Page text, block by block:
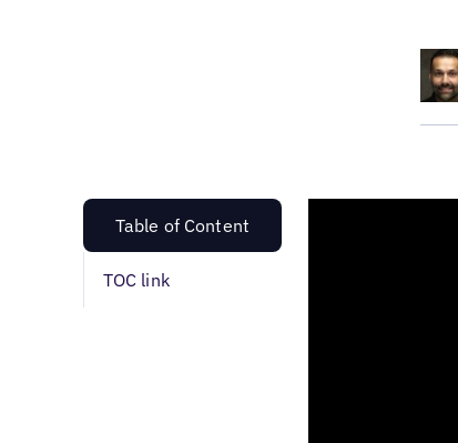
Table of Content
TOC link